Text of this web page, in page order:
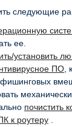
следующие
ее.
установить
ПО
почистить
к роутеру